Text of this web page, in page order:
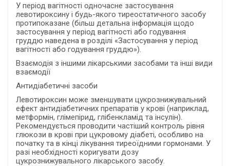
У період вагітності одночасне застосування
левотироксину і будь-якого тиреостатичного засобу
протипоказане (більш детальна інформація щодо
застосування у період вагітності або годування
груддю наведена в розділі «Застосування у період
вагітності або годування груддю»).
Взаємодія з іншими лікарськими засобами та інші види
взаємодії
Антидіабетичні засоби
Левотироксин може зменшувати цукрознижувальний
ефект антидіабетичних препаратів у крові (наприклад,
метформін, глімепірид, глібенкламід та інсулін).
Рекомендується проводити частіший контроль рівня
глюкози в крові при цукровому діабеті, особливо на
початку та в кінці лікування тиреоїдними гормонами. У
разі необхідності коригувати дозу
цукрознижувального лікарського засобу.